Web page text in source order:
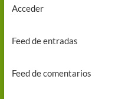
Acceder
Feed de entradas
Feed de comentarios